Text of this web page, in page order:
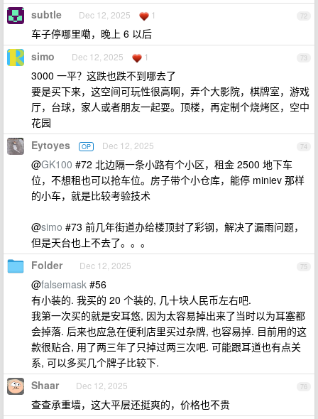
72
subtle Dec 12, 2025 1
车子停哪里嘞，晚上 6 以后
73
simo Dec 12, 2025 1
3000 一平？这跌也跌不到哪去了
要是买下来，这空间可玩性很高啊，弄个大影院，棋牌室，游戏
厅，台球，家人或者朋友一起耍。顶楼，再定制个烧烤区，空中
花园
74
Eytoyes OP Dec 12, 2025
@GK100 #72 北边隔一条小路有个小区，租金 2500 地下车
位，不想租也可以抢车位。房子带个小仓库，能停 miniev 那样
的小车，就是比较考验技术
@simo #73 前几年街道办给楼顶封了彩钢，解决了漏雨问题，
但是天台也上不去了。。。
75
Folder Dec 12, 2025
@falsemask #56
有小装的. 我买的 20 个装的, 几十块人民币左右吧.
我第一次买的就是安耳悠, 因为太容易掉出来了当时以为耳塞都
会掉落. 后来也应急在便利店里买过杂牌, 也容易掉. 目前用的这
款很贴合, 用了两三年了只掉过两三次吧. 可能跟耳道也有点关
系, 可以多买几个牌子比较下.
76
Shaar Dec 12, 2025
查查承重墙，这大平层还挺爽的，价格也不贵